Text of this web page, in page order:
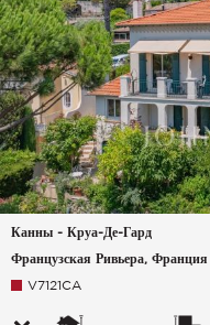
Канны - Круа-Де-Гард
Французская Ривьера, Франция
V7121CA